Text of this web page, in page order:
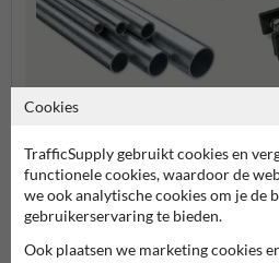
Stalen buizen en
Cookies
TrafficSupply gebruikt cookies en
functionele cookies, waardoor de
we ook analytische cookies om je de
gebruikerservaring te bieden.
Ook plaatsen we marketing cookies